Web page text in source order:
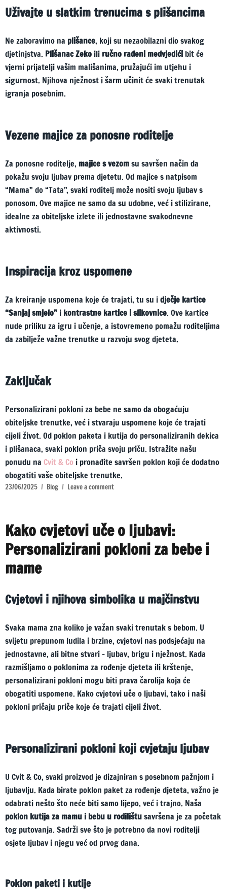
Uživajte u slatkim trenucima s plišancima
Ne zaboravimo na plišance, koji su nezaobilazni dio svakog
djetinjstva. Plišanac Zeko ili ručno rađeni medvjedići bit će
vjerni prijatelji vašim mališanima, pružajući im utjehu i
sigurnost. Njihova nježnost i šarm učinit će svaki trenutak
igranja posebnim.
Vezene majice za ponosne roditelje
Za ponosne roditelje, majice s vezomsu savršen način da
pokažu svoju ljubav prema djetetu. Od majice s natpisom
“Mama” do “Tata”, svaki roditelj može nositi svoju ljubav s
ponosom. Ove majice ne samo da su udobne, već i stilizirane,
idealne za obiteljske izlete ili jednostavne svakodnevne
aktivnosti.
Inspiracija kroz uspomene
Za kreiranje uspomena koje će trajati, tu su idječje kartice
“Sanjaj smjelo” i kontrastne kartice i slikovnice. Ove kartice
nude priliku za igru i učenje, a istovremeno pomažu roditeljima
da zabilježe važne trenutke u razvoju svog djeteta.
Zaključak
Personalizirani pokloni za bebe ne samo da obogaćuju
obiteljske trenutke, već i stvaraju uspomene koje će trajati
cijeli život. Od poklon paketa i kutija do personaliziranih dekica
i plišanaca, svaki poklon priča svoju priču. Istražite našu
ponudu na Cvit & Co i pronađite savršen poklon koji će dodatno
obogatiti vaše obiteljske trenutke.
23/06/2025 Blog Leave a comment
Kako cvjetovi uče o ljubavi:
Personalizirani pokloni za bebe i
mame
Cvjetovi i njihova simbolika u majčinstvu
Svaka mama zna koliko je važan svaki trenutak s bebom. U
svijetu prepunom ludila i brzine, cvjetovi nas podsjećaju na
jednostavne, ali bitne stvari – ljubav, brigu i nježnost. Kada
razmišljamo o poklonima za rođenje djeteta ili krštenje,
personalizirani pokloni mogu biti prava čarolija koja će
obogatiti uspomene. Kako cvjetovi uče o ljubavi, tako i naši
pokloni pričaju priče koje će trajati cijeli život.
Personalizirani pokloni koji cvjetaju ljubav
U Cvit & Co, svaki proizvod je dizajniran s posebnom pažnjom i
ljubavlju. Kada birate poklon paket za rođenje djeteta, važno je
odabrati nešto što neće biti samo lijepo, već i trajno. Naša
poklon kutija za mamu i bebu u rodilištusavršena je za početak
tog putovanja. Sadrži sve što je potrebno da novi roditelji
osjete ljubav i njegu već od prvog dana.
Poklon paketi i kutije